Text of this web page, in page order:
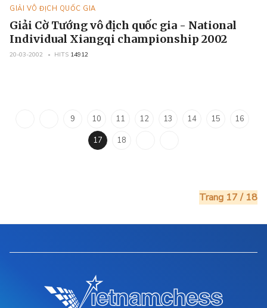
GIẢI VÔ ĐỊCH QUỐC GIA
Giải Cờ Tướng vô địch quốc gia - National
Individual Xiangqi championship 2002
20-03-2002 HITS 14912
9 10 11 12 13 14 15
16
17
18
Trang 17 / 18